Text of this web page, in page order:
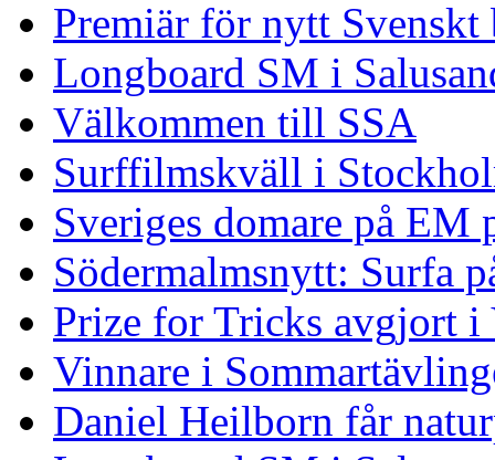
Premiär för nytt Svenskt
Longboard SM i
Välkommen till SSA
Surffilmskväll i
Sveriges domare på EM
Södermalmsnytt: Surfa
Prize for Tricks avgjort i
Vinnare i
Daniel Heilborn får